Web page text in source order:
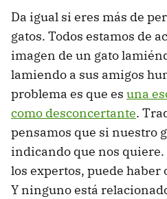
Da igual si eres más de
gatos. Todos estamos de
imagen de un gato
lamiendo a sus amigos
problema es que es una
como desconcertante.
pensamos que si nuestro
indicando que nos
los expertos, puede haber
Y ninguno está